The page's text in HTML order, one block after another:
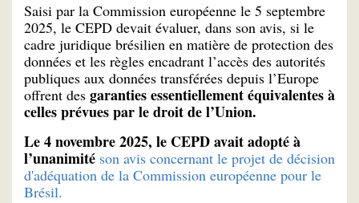
Saisi par la Commission européenne le 5 septembre
2025, le CEPD devait évaluer, dans son avis, si le
cadre juridique brésilien en matière de protection des
données et les règles encadrant l’accès des autorités
publiques aux données transférées depuis l’Europe
offrent des garanties essentiellement équivalentes à
celles prévues par le droit de l’Union.
Le 4 novembre 2025, le CEPD avait adopté à
l’unanimité son avis concernant le projet de décision
d'adéquation de la Commission européenne pour le
Brésil.